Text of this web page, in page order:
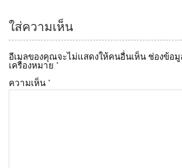
k
ใส่ความเห็น
อีเมลของคุณจะไม่แสดงให้คนอื่นเห็น ช่องข้อมู
เครื่องหมาย *
ความเห็น *